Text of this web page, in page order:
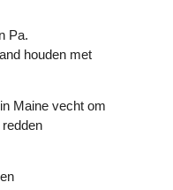
Pa.
houden met
Maine vecht om